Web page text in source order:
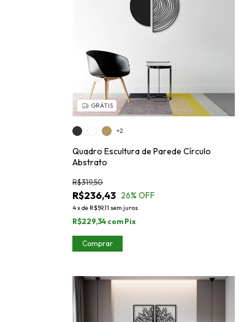
GRÁTIS
Quadro Escultura de Parede Círculo
Abstrato
R$236,43
R$319,50
26% OFF
4xde R$59,11 sem juros
R$229,34 com Pix
+2
Comprar